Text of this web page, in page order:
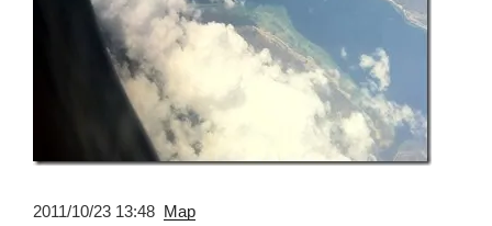
2011/10/23 13:48 Map